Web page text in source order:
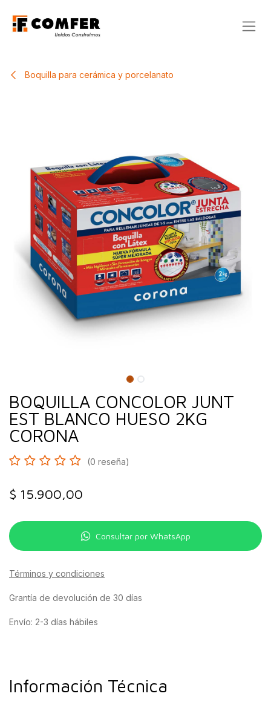
Boquilla para cerámica y porcelanato
BOQUILLA CONCOLOR JUNT
EST BLANCO HUESO 2KG
CORONA
(0 reseña)
$ 15.900,00
Consultar por WhatsApp
Términos y condiciones
Grantía de devolución de 30 días
Envío: 2-3 días hábiles
Información Técnica